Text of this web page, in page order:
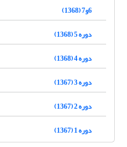
6و7 (1368)
دوره 5 (1368)
دوره 4 (1368)
دوره 3 (1367)
دوره 2 (1367)
دوره 1 (1367)